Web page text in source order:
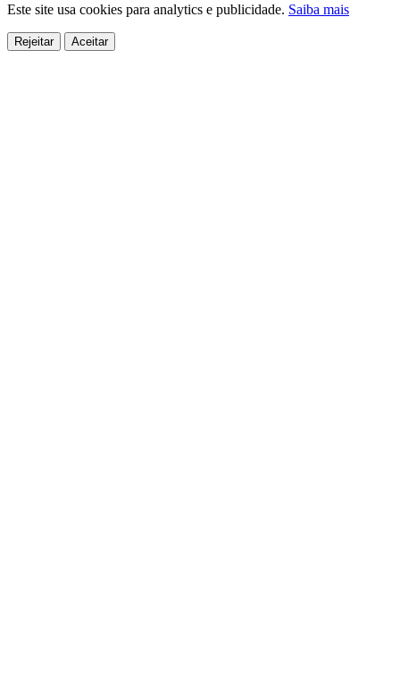
Este site usa cookies para analytics e publicidade. Saiba mais
Rejeitar Aceitar